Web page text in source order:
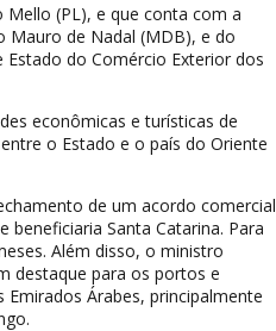
(PL), e que conta com a
Mauro de Nadal (MDB), e do
do Comércio Exterior dos
econômicas e turísticas de
o Estado e o país do Oriente
de um acordo comercial
Santa Catarina. Para
Além disso, o ministro
destaque para os portos e
Árabes, principalmente